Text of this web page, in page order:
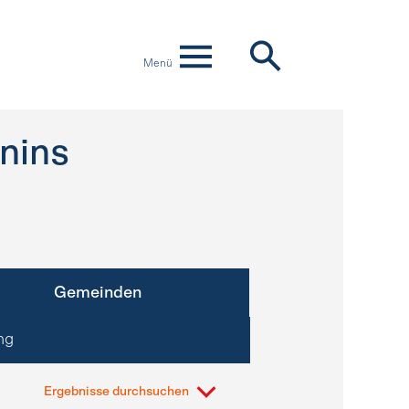
Menü
Gemeinden
Ergebnisse durchsuchen